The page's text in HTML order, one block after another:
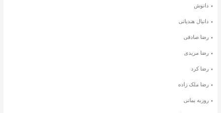
دانوش
دانیال هندیانی
رضا صادقی
رضا مریدی
رضا کرد
رضا ملک زاده
روزبه بمانی